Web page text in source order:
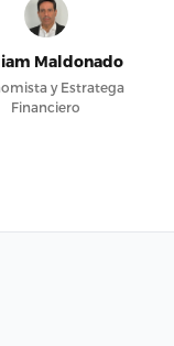
Maldonado
y Estratega
Financiero